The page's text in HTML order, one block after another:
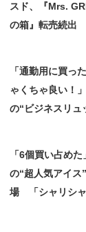
スド、『Mrs.
の箱』転売続出
「通勤用に買っ
ゃくちゃ良い！
の“ビジネスリュ
「6個買い占め
の“超人気アイス
場 「シャリシャ